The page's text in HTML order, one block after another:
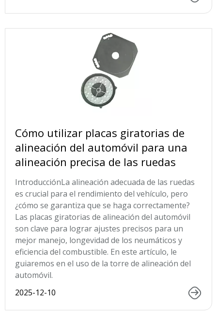
Cómo utilizar placas giratorias de
alineación del automóvil para una
alineación precisa de las ruedas
IntroducciónLa alineación adecuada de las ruedas
es crucial para el rendimiento del vehículo, pero
¿cómo se garantiza que se haga correctamente?
Las placas giratorias de alineación del automóvil
son clave para lograr ajustes precisos para un
mejor manejo, longevidad de los neumáticos y
eficiencia del combustible. En este artículo, le
guiaremos en el uso de la torre de alineación del
automóvil.
2025-12-10